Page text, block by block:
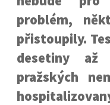
problém,
přistoupily.
desetiny až
pražských